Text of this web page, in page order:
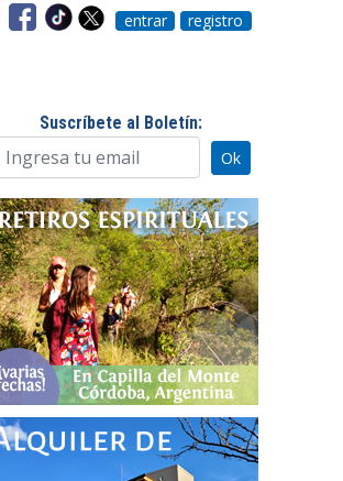
entrar registro
Suscríbete al Boletín: